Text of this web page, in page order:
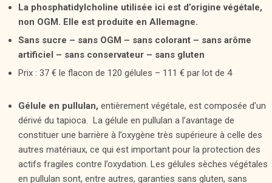
La phosphatidylcholine utilisée ici est d’origine végétale,
non OGM. Elle est produite en Allemagne.
Sans sucre – sans OGM – sans colorant – sans arôme
artificiel – sans conservateur – sans gluten
Prix : 37 € le flacon de 120 gélules – 111 € par lot de 4
Gélule en pullulan, entièrement végétale, est composée d’un
dérivé du tapioca. La gélule en pullulan a l’avantage de
constituer une barrière à l’oxygène très supérieure à celle des
autres matériaux, ce qui est important pour la protection des
actifs fragiles contre l’oxydation. Les gélules sèches végétales
en pullulan sont, entre autres, garanties sans gluten, sans